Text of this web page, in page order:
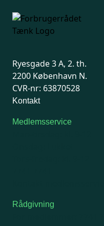
Ryesgade 3 A, 2. th.
2200 København N.
CVR-nr: 63870528
Kontakt
Medlemsservice
Rådgivning